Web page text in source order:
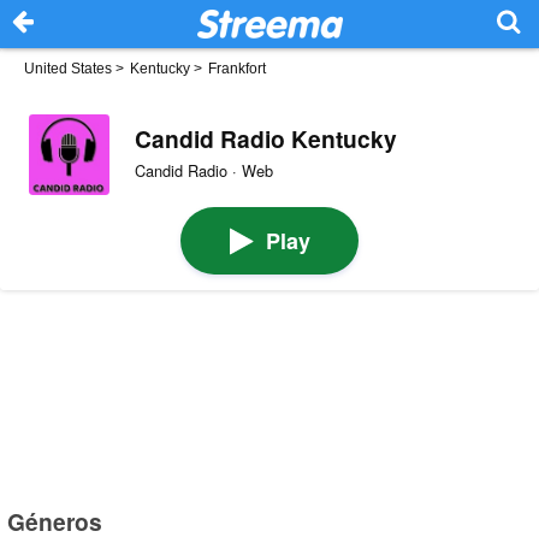
United States > Kentucky > Frankfort
Candid Radio Kentucky
Candid Radio · Web
Play
Géneros